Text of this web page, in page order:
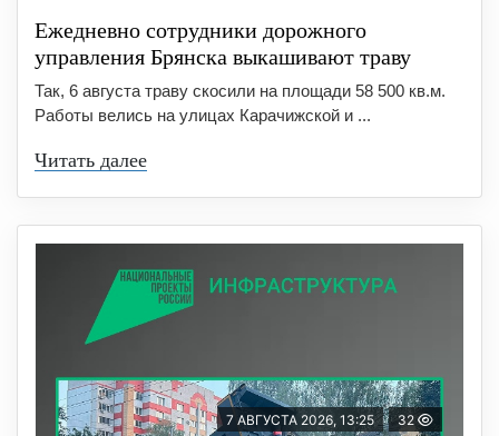
Ежедневно сотрудники дорожного
управления Брянска выкашивают траву
Так, 6 августа траву скосили на площади 58 500 кв.м.
Работы велись на улицах Карачижской и ...
Читать далее
7 АВГУСТА 2026, 13:25 32